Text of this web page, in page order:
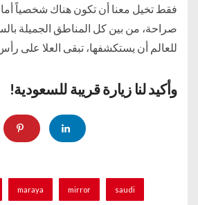
فقط تخيل معنا أن تكون هناك شخصياً
صراحة، من بين كل المناطق الجميلة
للعالم أن يستكشفها، تبقى العلا على
وأكيد لنا زيارة قريبة للسعودية!
maraya mirror saudi